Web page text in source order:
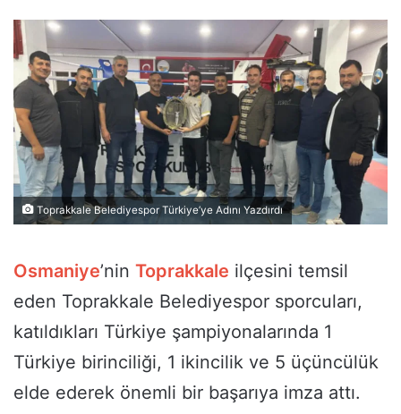
Toprakkale Belediyespor Türkiye’ye Adını Yazdırdı
Osmaniye’nin Toprakkale ilçesini temsil
eden Toprakkale Belediyespor sporcuları,
katıldıkları Türkiye şampiyonalarında 1
Türkiye birinciliği, 1 ikincilik ve 5 üçüncülük
elde ederek önemli bir başarıya imza attı.